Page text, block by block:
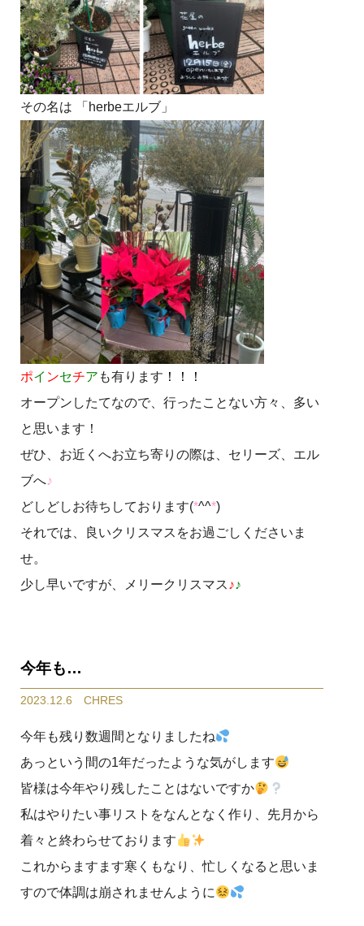
その名は 「herbeエルブ」
ポイ ンセチア も有ります ！！！
オープンしたてなので、行ったことない方々、多い
と思います！
ぜひ、お近くへお立ち寄りの際は、セリーズ、エル
ブへ♪
どしどしお待ちしております(*^^*)
それでは、良いクリスマスをお過ごしくださいま
せ。
少し早いですが、メリークリスマス♪♪
今年も…
2023.12.6 CHRES
今年も残り数週間となりましたね
あっという間の1年だったような気がします
皆様は今年やり残したことはないですか
私はやりたい事リストをなんとなく作り、先月から
着々と終わらせております
これからますます寒くもなり、忙しくなると思いま
すので体調は崩されませんように